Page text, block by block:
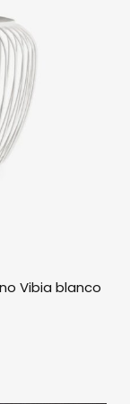
Vibia blanco